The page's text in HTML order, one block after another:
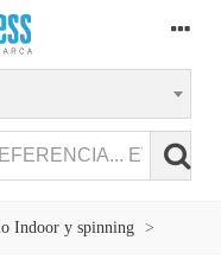
Indoor y spinning >